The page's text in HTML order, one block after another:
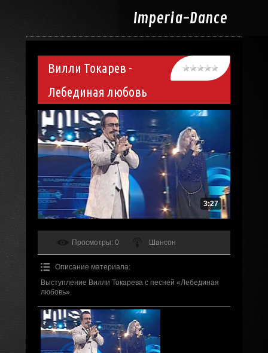
Imperia-Dance
Вилли Токарев -
Лебединая любовь
3:27
Просмотры: 0 Шансон
Описание материала:
Выступление Вилли Токарева с песней «Лебединая
любовь».